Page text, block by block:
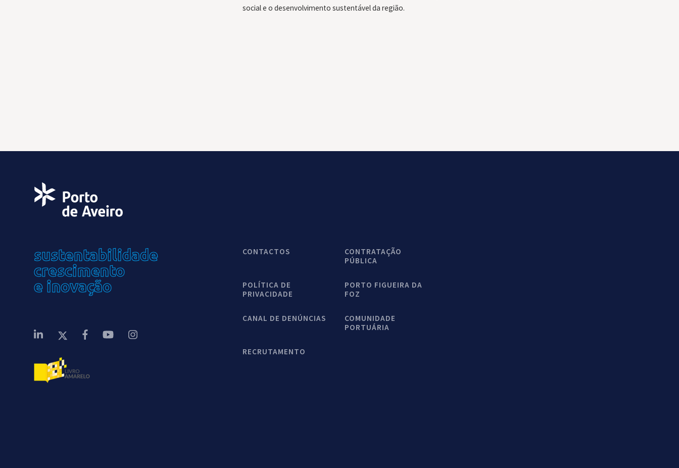
social e o desenvolvimento sustentável da região.
sustentabilidade
crescimento
e inovação
CONTACTOS
POLÍTICA DE
PRIVACIDADE
CANAL DE DENÚNCIAS
RECRUTAMENTO
CONTRATAÇÃO
PÚBLICA
PORTO FIGUEIRA DA
FOZ
COMUNIDADE
PORTUÁRIA